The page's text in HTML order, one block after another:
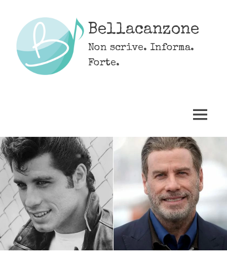
content
Bellacanzone
Non scrive. Informa.
Forte.
MENU